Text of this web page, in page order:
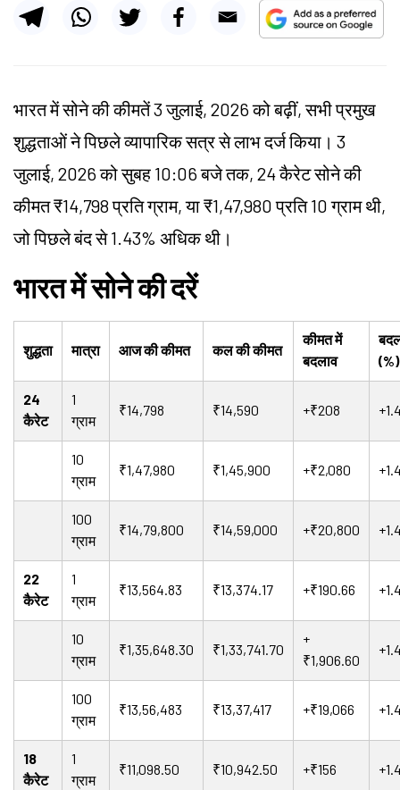
भारत में सोने की कीमतें 3 जुलाई, 2026 को बढ़ीं, सभी प्रमुख
शुद्धताओं ने पिछले व्यापारिक सत्र से लाभ दर्ज किया। 3
जुलाई, 2026 को सुबह 10:06 बजे तक, 24 कैरेट सोने की
कीमत ₹14,798 प्रति ग्राम, या ₹1,47,980 प्रति 10 ग्राम थी,
जो पिछले बंद से 1.43% अधिक थी।
भारत में सोने की दरें
शुद्धता मात्रा आज की कीमत कल की कीमत
कीमत में
बदलाव
(%)
24
कैरेट
1
ग्राम
₹14,798 ₹14,590 +₹208
10
ग्राम
₹1,47,980 ₹1,45,900 +₹2,080
100
ग्राम
₹14,79,800 ₹14,59,000 +₹20,800
22
कैरेट
1
ग्राम
₹13,564.83 ₹13,374.17 +₹190.66
10
ग्राम
₹1,35,648.30 ₹1,33,741.70
+
₹1,906.60
100
ग्राम
₹13,56,483 ₹13,37,417 +₹19,066
18
कैरेट
1
ग्राम
₹11,098.50 ₹10,942.50 +₹156